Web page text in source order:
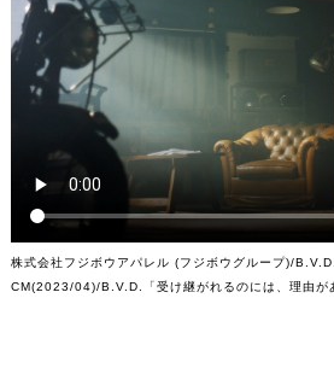
株式会社フジボウアパレル (フジボウグループ)/
CM(2023/04)/B.V.D.「受け継がれるのには、理由が